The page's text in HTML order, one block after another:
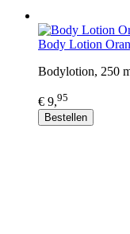
Body Lotion
Bodylotion, 250
€ 9,95
Bestellen